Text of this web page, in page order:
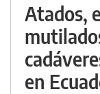
Atados,
en